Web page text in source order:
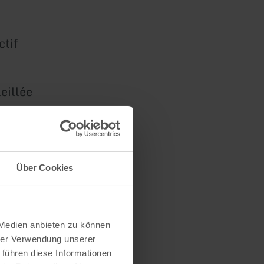
Über Cookies
anbieten zu können
Verwendung unserer
diese Informationen